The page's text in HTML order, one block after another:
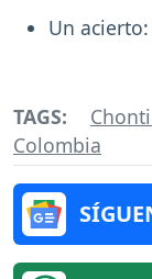
Un
TAGS:
Colombia